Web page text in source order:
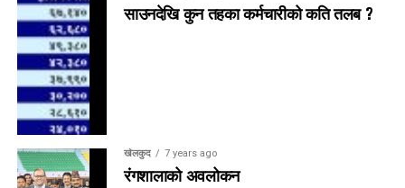
साउनदेखि कुन तहका कर्मचारीको कति तलब ?
खेलकुद 7 years ago
रंगशालाको अवलोकन